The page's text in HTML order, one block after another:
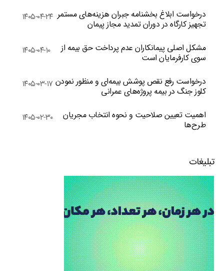
درخواست ابلاغ بخشنامه جبران هزینه‌های مستمر
تجهیز کارگاه در دوران تمدید مجاز پیمان
۱۴۰۵-۰۴-۲۴
مشکل اصلی پیمانکاران عدم پرداخت حق بیمه از
سوی کارفرمایان است
۱۴۰۵-۰۴-۱۰
درخواست رفع نقص پوشش بیمه‌ای و منظور نمودن
کلوز جنگ در بیمه پروژه‌های عمرانی
۱۴۰۵-۰۳-۱۷
اهمیت تعیین صلاحیت و نحوه انتخاب مجریان
طرح‌ها
۱۴۰۵-۰۲-۳۰
تبلیغات